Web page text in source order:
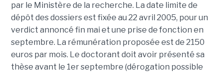
par le Ministère de la recherche. La date limite de
dépôt des dossiers est fixée au 22 avril 2005, pour un
verdict annoncé fin mai et une prise de fonction en
septembre. La rémunération proposée est de 2150
euros par mois. Le doctorant doit avoir présenté sa
thèse avant le 1er septembre (dérogation possible